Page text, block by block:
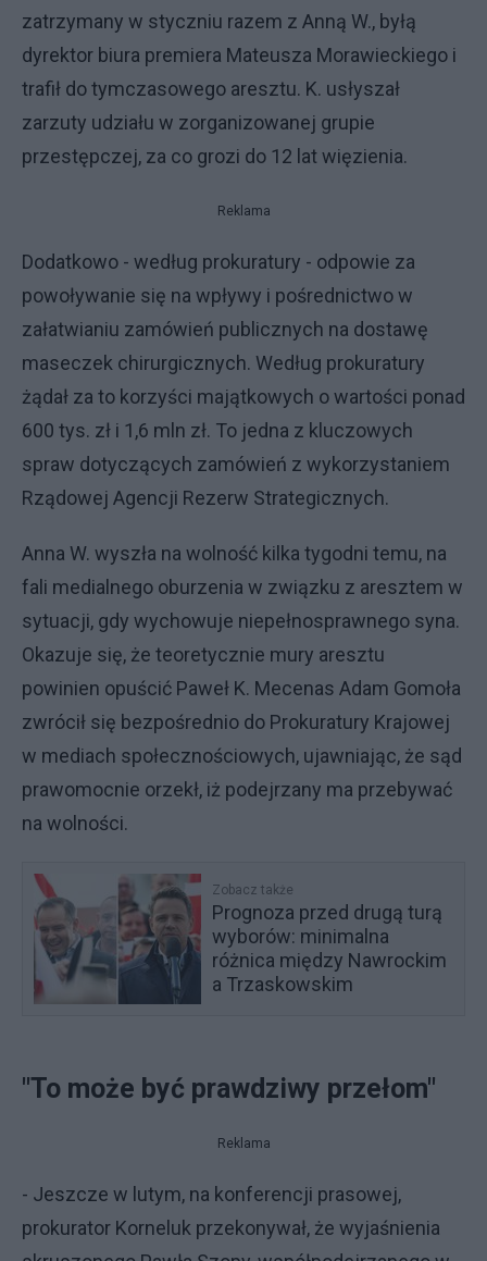
zatrzymany w styczniu razem z Anną W., byłą
dyrektor biura premiera Mateusza Morawieckiego i
trafił do tymczasowego aresztu. K. usłyszał
zarzuty udziału w zorganizowanej grupie
przestępczej, za co grozi do 12 lat więzienia.
Reklama
Dodatkowo - według prokuratury - odpowie za
powoływanie się na wpływy i pośrednictwo w
załatwianiu zamówień publicznych na dostawę
maseczek chirurgicznych. Według prokuratury
żądał za to korzyści majątkowych o wartości ponad
600 tys. zł i 1,6 mln zł. To jedna z kluczowych
spraw dotyczących zamówień z wykorzystaniem
Rządowej Agencji Rezerw Strategicznych.
Anna W. wyszła na wolność kilka tygodni temu, na
fali medialnego oburzenia w związku z aresztem w
sytuacji, gdy wychowuje niepełnosprawnego syna.
Okazuje się, że teoretycznie mury aresztu
powinien opuścić Paweł K. Mecenas Adam Gomoła
zwrócił się bezpośrednio do Prokuratury Krajowej
w mediach społecznościowych, ujawniając, że sąd
prawomocnie orzekł, iż podejrzany ma przebywać
na wolności.
Zobacz także
Prognoza przed drugą turą
wyborów: minimalna
różnica między Nawrockim
a Trzaskowskim
"To może być prawdziwy przełom"
Reklama
- Jeszcze w lutym, na konferencji prasowej,
prokurator Korneluk przekonywał, że wyjaśnienia